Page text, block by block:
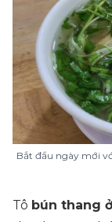
Bắt đầu ngày mới
Tô bún thang